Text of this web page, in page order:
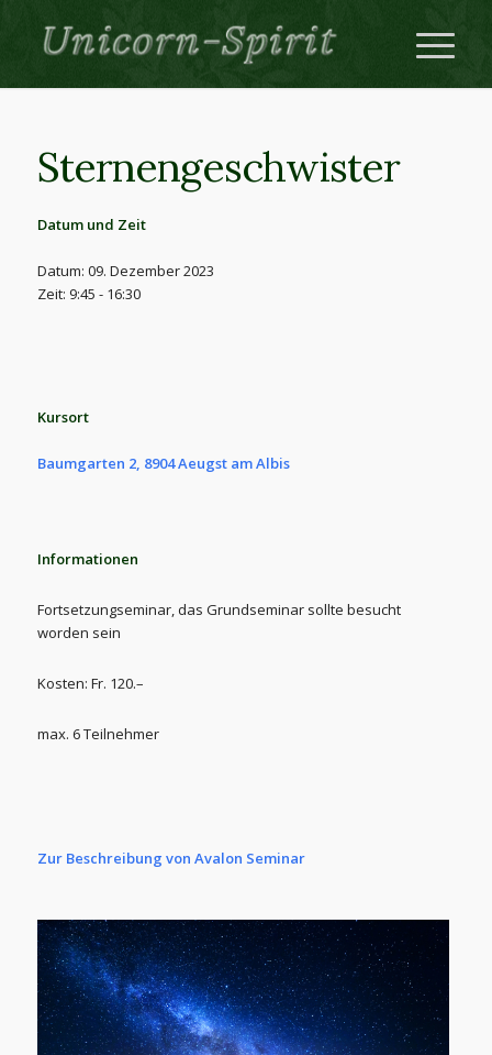
Sternengeschwister
Datum und Zeit
Datum: 09. Dezember 2023
Zeit: 9:45 - 16:30
Kursort
Baumgarten 2, 8904 Aeugst am Albis
Informationen
Fortsetzungseminar, das Grundseminar sollte besucht
worden sein
Kosten: Fr. 120.–
max. 6 Teilnehmer
Zur Beschreibung von Avalon Seminar